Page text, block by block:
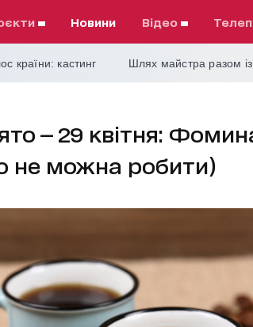
Новини відео
країни: кастинг Шлях майстра разом
— 29 квітня:
не можна робити)